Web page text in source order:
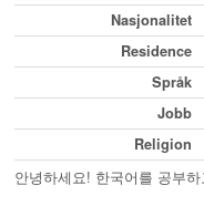
Nasjonalitet
Residence
Språk
Jobb
Religion
안녕하세요! 한국어를 공부